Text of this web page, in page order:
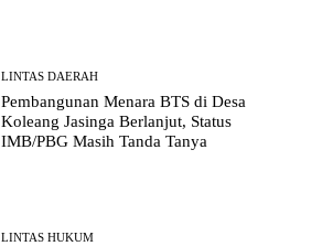
LINTAS DAERAH
Pembangunan Menara BTS di Desa
Koleang Jasinga Berlanjut, Status
IMB/PBG Masih Tanda Tanya
LINTAS HUKUM